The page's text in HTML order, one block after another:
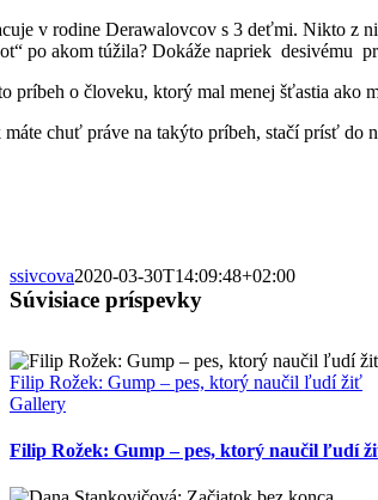
v rodine Derawalovcov s 3 deťmi. Nikto z
po akom túžila? Dokáže napriek desivému
príbeh o človeku, ktorý mal menej šťastia ako
chuť práve na takýto príbeh, stačí prísť do
ssivcova2020-03-30T14:09:48+02:00
Súvisiace príspevky
Filip Rožek: Gump – pes, ktorý naučil ľudí žiť
Gallery
Filip Rožek: Gump – pes, ktorý naučil ľudí